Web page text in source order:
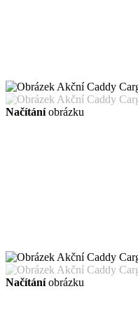
Načítáníobrázku
Načítáníobrázku